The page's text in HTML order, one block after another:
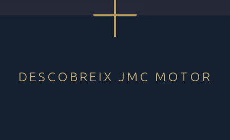
DESCOBREIX JMC MOTOR